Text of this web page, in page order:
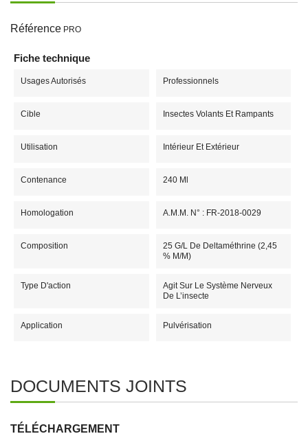
Référence PRO
Fiche technique
Usages Autorisés Professionnels
Cible Insectes Volants Et Rampants
Utilisation Intérieur Et Extérieur
Contenance 240 Ml
Homologation A.M.M. N° : FR-2018-0029
Composition
25 G/L De Deltaméthrine (2,45
% M/m)
Type D'action
Agit Sur Le Système Nerveux
De L’insecte
Application Pulvérisation
DOCUMENTS JOINTS
TÉLÉCHARGEMENT